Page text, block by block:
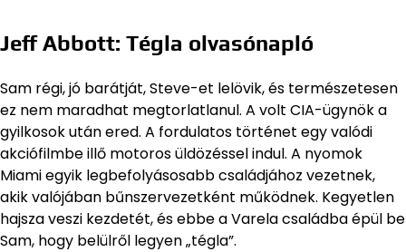
Jeff Abbott: Tégla olvasónapló
Sam régi, jó barátját, Steve-et lelövik, és természetesen
ez nem maradhat megtorlatlanul. A volt CIA-ügynök a
gyilkosok után ered. A fordulatos történet egy valódi
akciófilmbe illő motoros üldözéssel indul. A nyomok
Miami egyik legbefolyásosabb családjához vezetnek,
akik valójában bűnszervezetként működnek. Kegyetlen
hajsza veszi kezdetét, és ebbe a Varela családba épül be
Sam, hogy belülről legyen „tégla”.